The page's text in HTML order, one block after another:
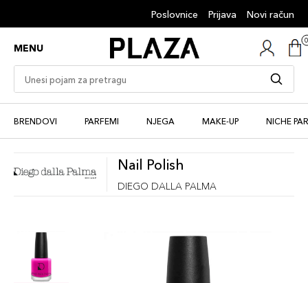
Poslovnice Prijava Novi račun
MENU
BRENDOVI PARFEMI NJEGA MAKE-UP NICHE
Nail Polish
DIEGO DALLA PALMA